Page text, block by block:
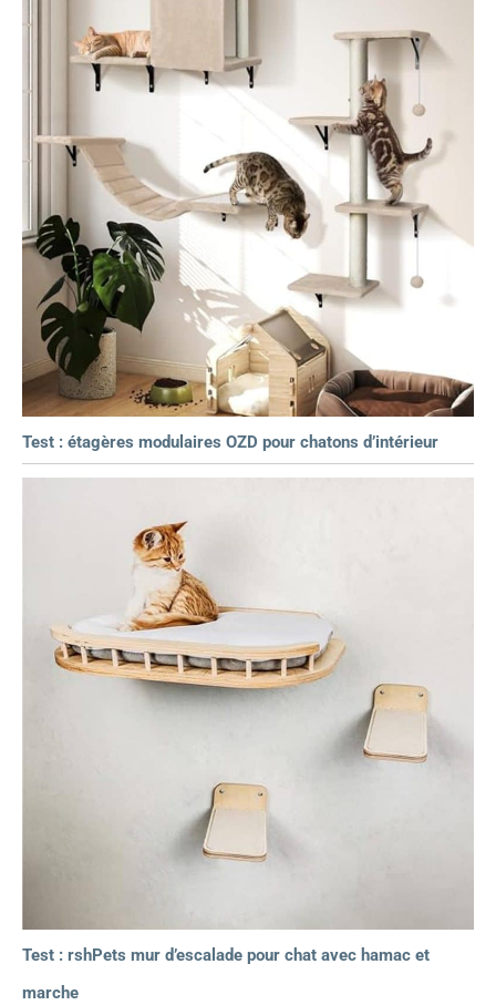
Test : étagères modulaires OZD pour chatons d’intérieur
Test : rshPets mur d’escalade pour chat avec hamac et
marche